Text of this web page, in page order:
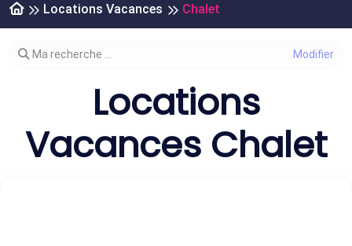
Locations Vacances Chalet
Modifier votre recherche
Ma recherche ...
Locations
Vacances Chalet